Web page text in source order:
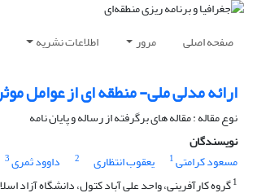
صفحه اصلی مرور اطلاعات نشریه
ارائه مدلی ملی- منطقه ای از عوامل
نوع مقاله : مقاله های برگرفته از رساله و پایان نامه
نویسندگان
مسعود کرامتی1 یعقوب انتظاری 2 داوود ثمری3
1گروه کارآفرینی، واحد علی آباد کتول، دانشگاه آزاد